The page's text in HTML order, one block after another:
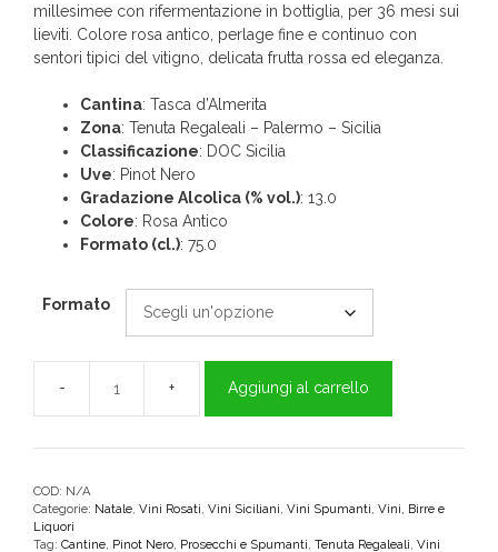
millesimee con rifermentazione in bottiglia, per 36 mesi sui
lieviti. Colore rosa antico, perlage fine e continuo con
sentori tipici del vitigno, delicata frutta rossa ed eleganza.
Cantina: Tasca d’Almerita
Zona: Tenuta Regaleali – Palermo – Sicilia
Classificazione: DOC Sicilia
Uve: Pinot Nero
Gradazione Alcolica (% vol.): 13.0
Colore: Rosa Antico
Formato (cl.): 75.0
Formato
Spumante
Brut
DOC
d'Almerita
Tenuta
Aggiungi al carrello
COD: N/A
Categorie: Natale Vini Rosati Vini Siciliani Vini Spumanti Vini, Birre e
Liquori
Tag: Cantine Pinot Nero Prosecchi e Spumanti Tenuta Regaleali Vini